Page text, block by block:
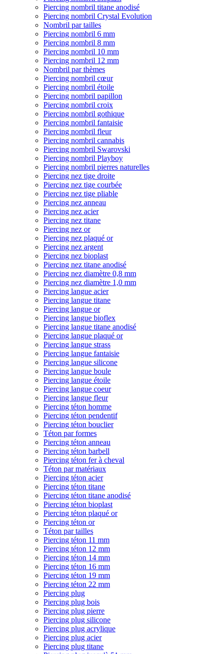
Piercing nombril titane anodisé
Piercing nombril Crystal Evolution
Nombril par tailles
Piercing nombril 6 mm
Piercing nombril 8 mm
Piercing nombril 10 mm
Piercing nombril 12 mm
Nombril par thèmes
Piercing nombril cœur
Piercing nombril étoile
Piercing nombril papillon
Piercing nombril croix
Piercing nombril gothique
Piercing nombril fantaisie
Piercing nombril fleur
Piercing nombril cannabis
Piercing nombril Swarovski
Piercing nombril Playboy
Piercing nombril pierres naturelles
Piercing nez tige droite
Piercing nez tige courbée
Piercing nez tige pliable
Piercing nez anneau
Piercing nez acier
Piercing nez titane
Piercing nez or
Piercing nez plaqué or
Piercing nez argent
Piercing nez bioplast
Piercing nez titane anodisé
Piercing nez diamètre 0,8 mm
Piercing nez diamètre 1,0 mm
Piercing langue acier
Piercing langue titane
Piercing langue or
Piercing langue bioflex
Piercing langue titane anodisé
Piercing langue plaqué or
Piercing langue strass
Piercing langue fantaisie
Piercing langue silicone
Piercing langue boule
Piercing langue étoile
Piercing langue coeur
Piercing langue fleur
Piercing téton homme
Piercing téton pendentif
Piercing téton bouclier
Téton par formes
Piercing téton anneau
Piercing téton barbell
Piercing téton fer à cheval
Téton par matériaux
Piercing téton acier
Piercing téton titane
Piercing téton titane anodisé
Piercing téton bioplast
Piercing téton plaqué or
Piercing téton or
Téton par tailles
Piercing téton 11 mm
Piercing téton 12 mm
Piercing téton 14 mm
Piercing téton 16 mm
Piercing téton 19 mm
Piercing téton 22 mm
Piercing plug
Piercing plug bois
Piercing plug pierre
Piercing plug silicone
Piercing plug acrylique
Piercing plug acier
Piercing plug titane